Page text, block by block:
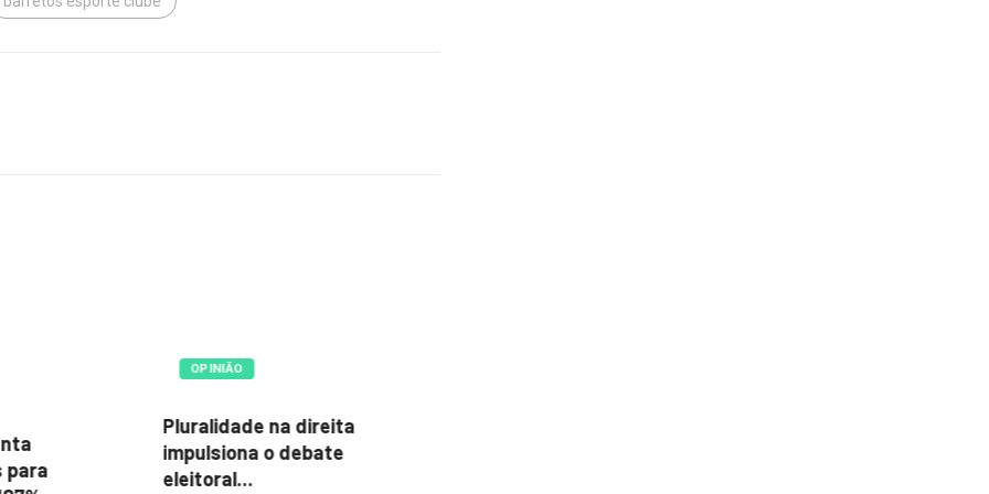
o debate
Prefeitura mantém 15
imóveis alugados; Paço